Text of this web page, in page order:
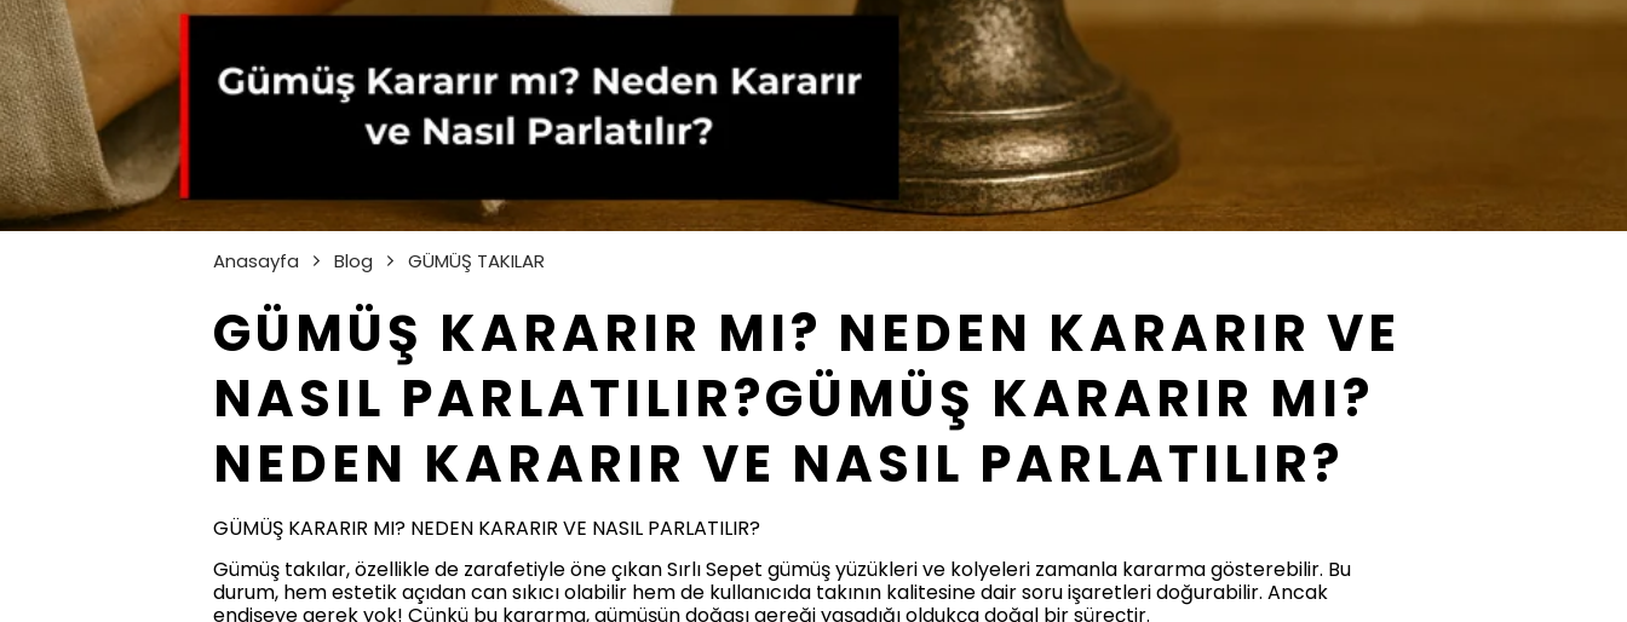
Anasayfa Blog GÜMÜŞ TAKILAR
GÜMÜŞ KARARIR MI? NEDEN KARARIR VE
NASIL PARLATILIR?GÜMÜŞ KARARIR MI?
NEDEN KARARIR VE NASIL PARLATILIR?
GÜMÜŞ KARARIR MI? NEDEN KARARIR VE NASIL PARLATILIR?
Gümüş takılar, özellikle de zarafetiyle öne çıkan Sırlı Sepet gümüş yüzükleri ve kolyeleri zamanla kararma gösterebilir. Bu
durum, hem estetik açıdan can sıkıcı olabilir hem de kullanıcıda takının kalitesine dair soru işaretleri doğurabilir. Ancak
endişeye gerek yok! Çünkü bu kararma, gümüşün doğası gereği yaşadığı oldukça doğal bir süreçtir.